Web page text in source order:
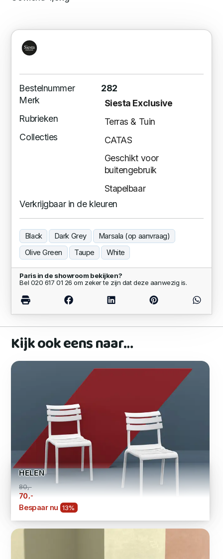
Bestelnummer
282
Merk
Siesta Exclusive
Rubrieken
Terras & Tuin
Collecties
CATAS
Geschikt voor
buitengebruik
Stapelbaar
Verkrijgbaar in de kleuren
Black Dark Grey
Marsala (op aanvraag)
Olive Green
Taupe White
Paris in de showroom bekijken?
Bel 020 617 01 26 om zeker te zijn dat deze aanwezig is.
Kijk ook eens naar…
HELEN
80,-
70 ,-
Bespaar nu 13%